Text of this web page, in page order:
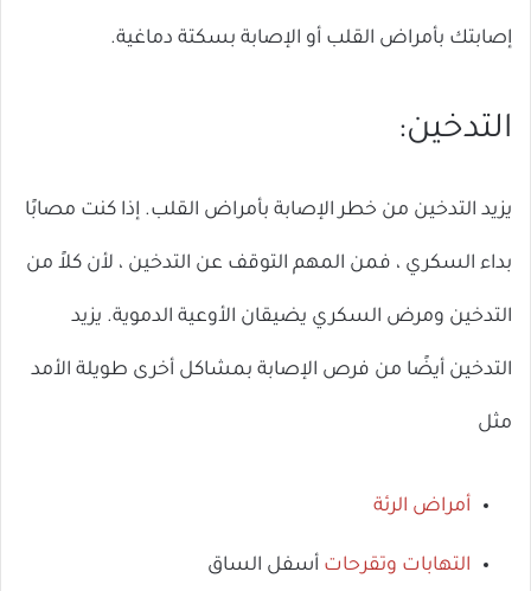
إصابتك بأمراض القلب أو الإصابة بسكتة دماغية.
التدخين:
يزيد التدخين من خطر الإصابة بأمراض القلب. إذا كنت مصابًا
بداء السكري ، فمن المهم التوقف عن التدخين ، لأن كلاً من
التدخين ومرض السكري يضيقان الأوعية الدموية. يزيد
التدخين أيضًا من فرص الإصابة بمشاكل أخرى طويلة الأمد
مثل
أمراض الرئة
التهابات وتقرحات أسفل الساق